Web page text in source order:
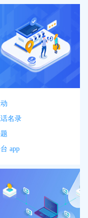
名录
app